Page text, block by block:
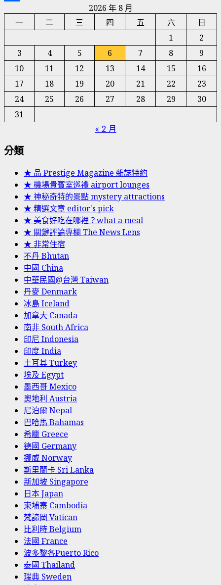
2026 年 8 月
一
二 三 四 五 六
日
1
2
3
4 5 6 7 8
9
10
11 12 13 14 15
16
17
18 19 20 21 22
23
24
25 26 27 28 29
30
31
« 2 月
分類
★ 品 Prestige Magazine 雜誌特約
★ 機場貴賓室巡禮 airport lounges
★ 神秘奇特的景點 mystery attractions
★ 精選文章 editor's pick
★ 美食好吃在哪裡？what a meal
★ 關鍵評論專欄 The News Lens
★ 非常住宿
不丹 Bhutan
中國 China
中華民國@台灣 Taiwan
丹麥 Denmark
冰島 Iceland
加拿大 Canada
南非 South Africa
印尼 Indonesia
印度 India
土耳其 Turkey
埃及 Egypt
墨西哥 Mexico
奧地利 Austria
尼泊爾 Nepal
巴哈馬 Bahamas
希臘 Greece
德國 Germany
挪威 Norway
斯里蘭卡 Sri Lanka
新加坡 Singapore
日本 Japan
柬埔寨 Cambodia
梵諦岡 Vatican
比利時 Belgium
法國 France
波多黎各Puerto Rico
泰國 Thailand
瑞典 Sweden